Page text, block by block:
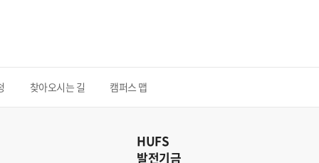
찾아오시는 길 캠퍼스 맵
HUFS
발전기금